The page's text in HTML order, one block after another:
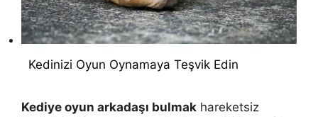
Kedinizi Oyun Oynamaya Teşvik Edin
Kediye oyun arkadaşı bulmak hareketsiz